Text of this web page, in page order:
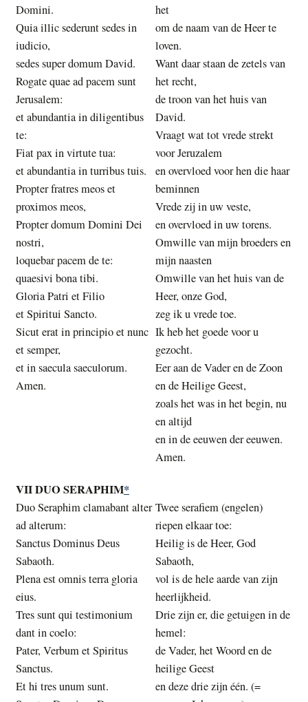
Domini.
Quia illic sederunt sedes in
iudicio,
sedes super domum David.
Rogate quae ad pacem sunt
Jerusalem:
et abundantia in diligentibus
te:
Fiat pax in virtute tua:
et abundantia in turribus tuis.
Propter fratres meos et
proximos meos,
Propter domum Domini Dei
nostri,
loquebar pacem de te:
quaesivi bona tibi.
Gloria Patri et Filio
et Spiritui Sancto.
Sicut erat in principio et nunc
et semper,
et in saecula saeculorum.
Amen.
het
om de naam van de Heer te
loven.
Want daar staan de zetels van
het recht,
de troon van het huis van
David.
Vraagt wat tot vrede strekt
voor Jeruzalem
en overvloed voor hen die haar
beminnen
Vrede zij in uw veste,
en overvloed in uw torens.
Omwille van mijn broeders en
mijn naasten
Omwille van het huis van de
Heer, onze God,
zeg ik u vrede toe.
Ik heb het goede voor u
gezocht.
Eer aan de Vader en de Zoon
en de Heilige Geest,
zoals het was in het begin, nu
en altijd
en in de eeuwen der eeuwen.
Amen.
VII DUO SERAPHIM*
Duo Seraphim clamabant alter
ad alterum:
Sanctus Dominus Deus
Sabaoth.
Plena est omnis terra gloria
eius.
Tres sunt qui testimonium
dant in coelo:
Pater, Verbum et Spiritus
Sanctus.
Et hi tres unum sunt.
Twee serafiem (engelen)
riepen elkaar toe:
Heilig is de Heer, God
Sabaoth,
vol is de hele aarde van zijn
heerlijkheid.
Drie zijn er, die getuigen in de
hemel:
de Vader, het Woord en de
heilige Geest
en deze drie zijn één. (=